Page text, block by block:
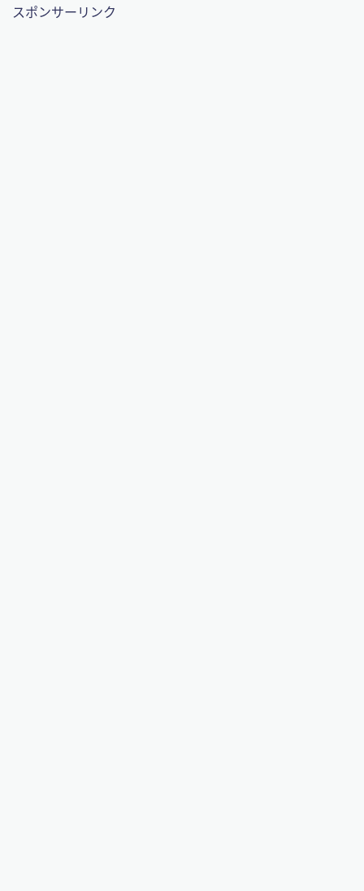
スポンサーリンク